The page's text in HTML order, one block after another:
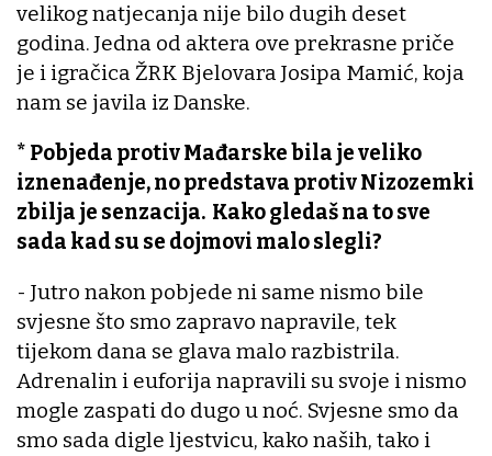
velikog natjecanja nije bilo dugih deset
godina. Jedna od aktera ove prekrasne priče
je i igračica ŽRK Bjelovara Josipa Mamić, koja
nam se javila iz Danske.
* Pobjeda protiv Mađarske bila je veliko
iznenađenje, no predstava protiv Nizozemki
zbilja je senzacija. Kako gledaš na to sve
sada kad su se dojmovi malo slegli?
- Jutro nakon pobjede ni same nismo bile
svjesne što smo zapravo napravile, tek
tijekom dana se glava malo razbistrila.
Adrenalin i euforija napravili su svoje i nismo
mogle zaspati do dugo u noć. Svjesne smo da
smo sada digle ljestvicu, kako naših, tako i